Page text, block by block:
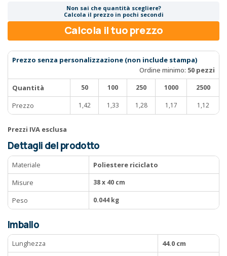
Non sai che quantità scegliere?
Calcola il prezzo in pochi secondi
Calcola il tuo prezzo
Prezzo senza personalizzazione (non include stampa)
Ordine minimo: 50 pezzi
Quantità
50 100 250 1000 2500
Prezzo 1,42 1,33 1,28 1,17 1,12
Prezzi IVA esclusa
Dettagli del prodotto
Materiale
Poliestere riciclato
Misure
38 x 40 cm
Peso 0.044 kg
Imballo
Lunghezza
44.0 cm